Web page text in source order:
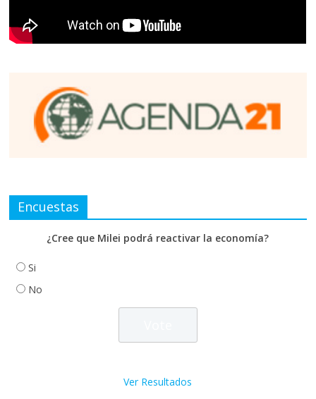
Encuestas
¿Cree que Milei podrá reactivar la economía?
Si
No
Ver Resultados